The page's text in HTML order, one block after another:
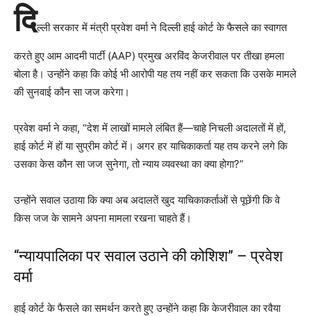
दिल्ली सरकार में मंत्री प्रवेश वर्मा ने दिल्ली हाई कोर्ट के फैसले का स्वागत
करते हुए आम आदमी पार्टी (AAP) प्रमुख अरविंद केजरीवाल पर तीखा हमला
बोला है। उन्होंने कहा कि कोई भी आरोपी यह तय नहीं कर सकता कि उसके मामले
की सुनवाई कौन सा जज करेगा।
प्रवेश वर्मा ने कहा, “देश में लाखों मामले लंबित हैं—चाहे निचली अदालतों में हों,
हाई कोर्ट में हों या सुप्रीम कोर्ट में। अगर हर याचिकाकर्ता यह तय करने लगे कि
उसका केस कौन सा जज सुनेगा, तो न्याय व्यवस्था का क्या होगा?”
उन्होंने सवाल उठाया कि क्या अब अदालतें खुद याचिकाकर्ताओं से पूछेंगी कि वे
किस जज के सामने अपना मामला रखना चाहते हैं।
“न्यायपालिका पर सवाल उठाने की कोशिश” – प्रवेश
वर्मा
हाई कोर्ट के फैसले का समर्थन करते हुए उन्होंने कहा कि केजरीवाल का रवैया